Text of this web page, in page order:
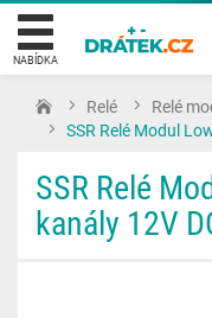
NABÍDKA
Relé
Relé
SSR Relé Modul
SSR Relé
kanály 12V